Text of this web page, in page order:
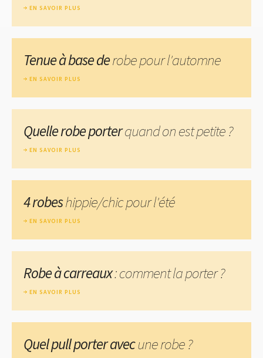
EN SAVOIR PLUS
Tenue à base derobe pour l'automne
EN SAVOIR PLUS
Quelle robe porterquand on est petite ?
EN SAVOIR PLUS
4 robeshippie/chic pour l'été
EN SAVOIR PLUS
Robe à carreaux: comment la porter ?
EN SAVOIR PLUS
Quel pull porter avecune robe ?